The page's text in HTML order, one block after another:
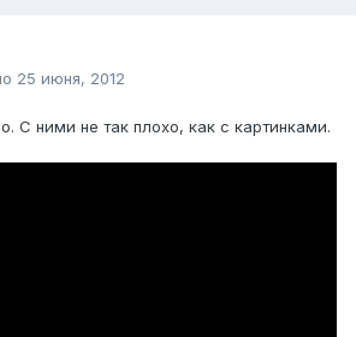
25 июня, 2012
С ними не так плохо, как с картинками.